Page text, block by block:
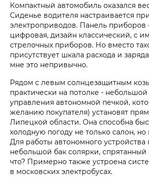
Компактный автомобиль оказался
Сиденье водителя настраивается
электроприводов. Панель
цифровая, дизайн классический, с
стрелочных приборов. Но вместо
присутствует шкала расхода и
мне это непривычно.
Рядом с левым солнцезащитным
практически на потолке - небольшой
управления автономной печкой,
желанию покупателя) установят
Липецкой области. Она способна
холодную погоду не только салон,
Для работы автономного
небольшой бак солярки, спрятанный
что? Примерно также устроена
в московских электробусах.